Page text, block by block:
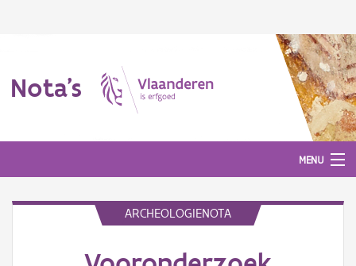
Nota's
MENU
ARCHEOLOGIENOTA